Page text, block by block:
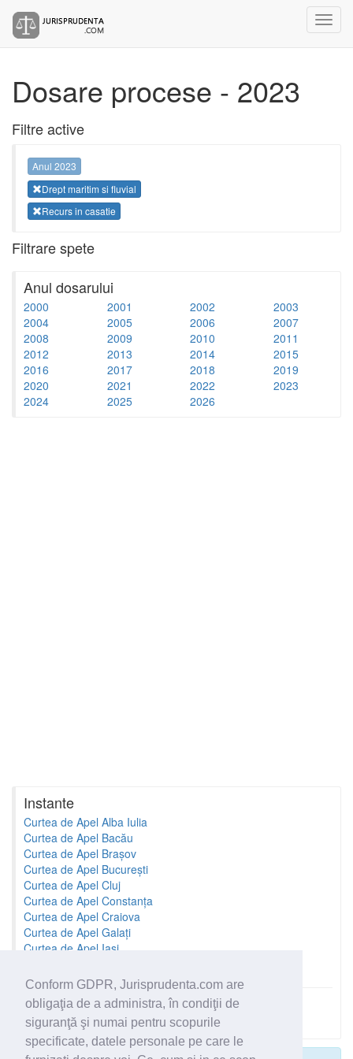
Conform GDPR, Jurisprudenta.com are
obligaţia de a administra, în condiţii de
siguranţă şi numai pentru scopurile
specificate, datele personale pe care le
Dosare procese - 2023
Filtre active
Anul 2023
Drept maritim si fluvial
Recurs in casatie
Filtrare spete
Anul dosarului
2000 2001 2002
2003
2004
2005 2006
2007
2008
2009 2010
2011
2012
2013 2014
2015
2016
2017 2018
2019
2020
2021 2022
2023
2024
2025 2026
Instante
Curtea de Apel Alba Iulia
Curtea de Apel Bacău
Curtea de Apel Brașov
Curtea de Apel București
Curtea de Apel Cluj
Curtea de Apel Constanța
Curtea de Apel Craiova
Curtea de Apel Galați
Curtea de Apel Iași
Toate instantele